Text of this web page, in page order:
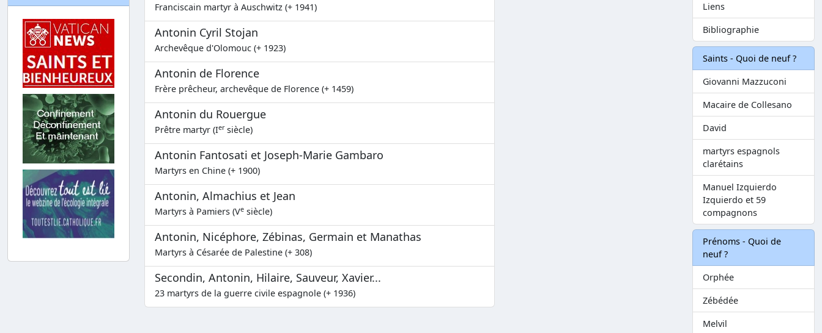
Franciscain martyr à Auschwitz (+ 1941)
Antonin Cyril Stojan
Archevêque d'Olomouc (+ 1923)
Antonin de Florence
Frère prêcheur, archevêque de Florence (+ 1459)
Antonin du Rouergue
Prêtre martyr (Iersiècle)
Antonin Fantosati et Joseph-Marie Gambaro
Martyrs en Chine (+ 1900)
Antonin, Almachius et Jean
Martyrs à Pamiers (Ve siècle)
Antonin, Nicéphore, Zébinas, Germain et Manathas
Martyrs à Césarée de Palestine (+ 308)
Secondin, Antonin, Hilaire, Sauveur, Xavier...
23 martyrs de la guerre civile espagnole (+ 1936)
Liens
Bibliographie
Saints - Quoi de neuf ?
Giovanni Mazzuconi
Macaire de Collesano
David
martyrs espagnols
clarétains
Manuel Izquierdo
Izquierdo et 59
compagnons
Prénoms - Quoi de
neuf ?
Orphée
Zébédée
Melvil